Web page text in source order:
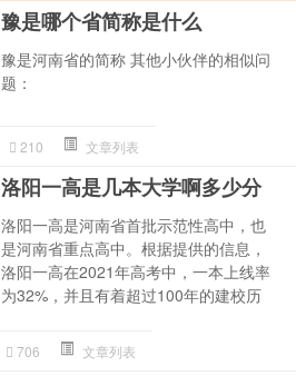
豫是哪个省简称是什么
豫是河南省的简称 其他小伙伴的相似问
题：
210 文章列表
洛阳一高是几本大学啊多少分
洛阳一高是河南省首批示范性高中，也
是河南省重点高中。根据提供的信息，
洛阳一高在2021年高考中，一本上线率
为32%，并且有着超过100年的建校历
706 文章列表